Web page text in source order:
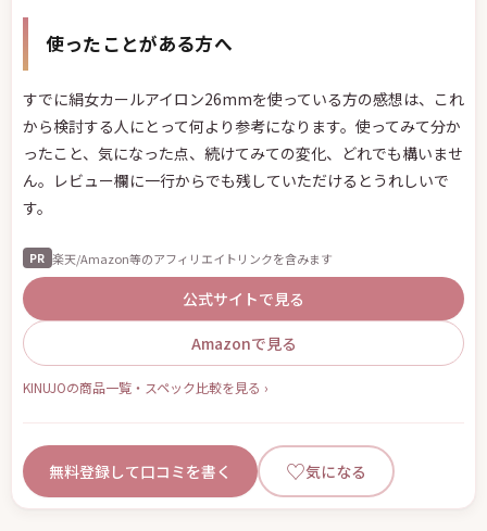
使ったことがある方へ
すでに絹女カールアイロン26mmを使っている方の感想は、これ
から検討する人にとって何より参考になります。使ってみて分か
ったこと、気になった点、続けてみての変化、どれでも構いませ
ん。レビュー欄に一行からでも残していただけるとうれしいで
す。
PR 楽天/Amazon等のアフィリエイトリンクを含みます
公式サイトで見る
Amazonで見る
KINUJOの商品一覧・スペック比較を見る ›
無料登録して口コミを書く ♡気になる